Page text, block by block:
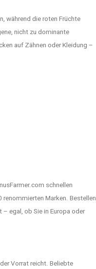
während die roten Früchte
nicht zu dominante
auf Zähnen oder Kleidung –
schnellen
Marken. Bestellen
egal, ob Sie in Europa oder
Vorrat reicht. Beliebte